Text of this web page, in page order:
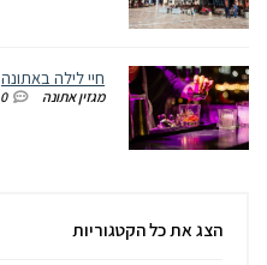
חיי לילה באתונה
מגזין אתונה 0
הצג את כל הקטגוריות